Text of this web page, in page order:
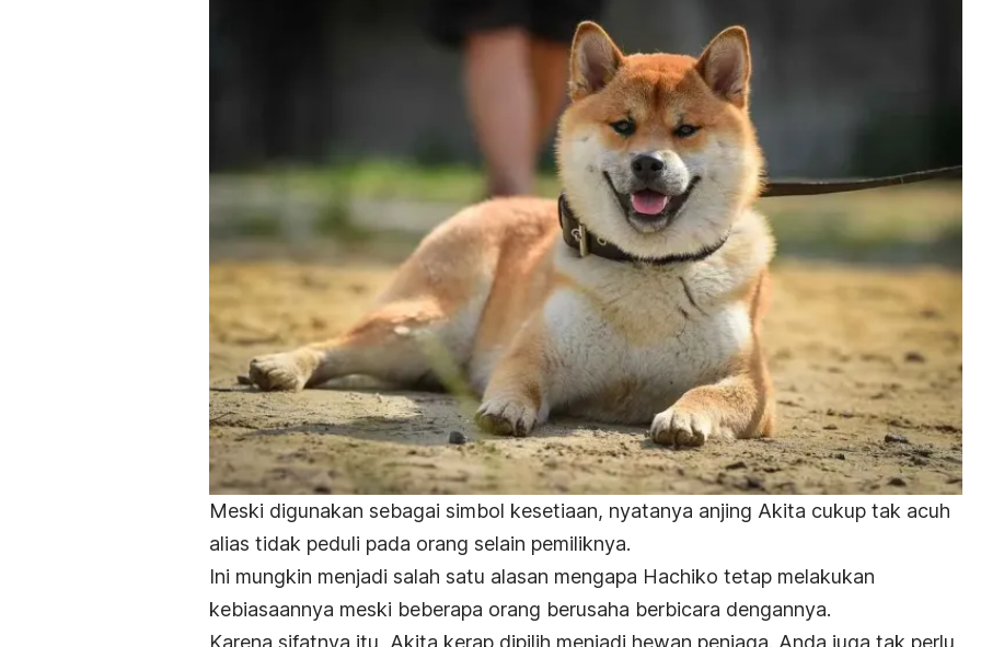
Meski digunakan sebagai simbol kesetiaan, nyatanya anjing Akita cukup tak acuh
alias tidak peduli pada orang selain pemiliknya.
Ini mungkin menjadi salah satu alasan mengapa Hachiko tetap melakukan
kebiasaannya meski beberapa orang berusaha berbicara dengannya.
Karena sifatnya itu, Akita kerap dipilih menjadi hewan penjaga. Anda juga tak perlu